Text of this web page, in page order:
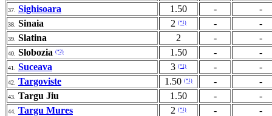
37. Sighisoara 1.50 - -
38. Sinaia 2 (*1) - -
39. Slatina 2 - -
40. Slobozia (*2) 1.50 - -
41. Suceava 3 (*1) - -
42. Targoviste 1.50 (*1) - -
43. Targu Jiu 1.50 - -
44. Targu Mures 2 (*1) - -